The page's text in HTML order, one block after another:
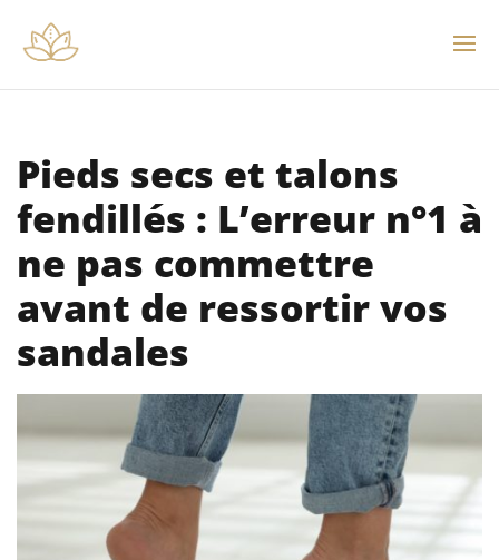
Pieds secs et talons
fendillés : L’erreur n°1 à
ne pas commettre
avant de ressortir vos
sandales